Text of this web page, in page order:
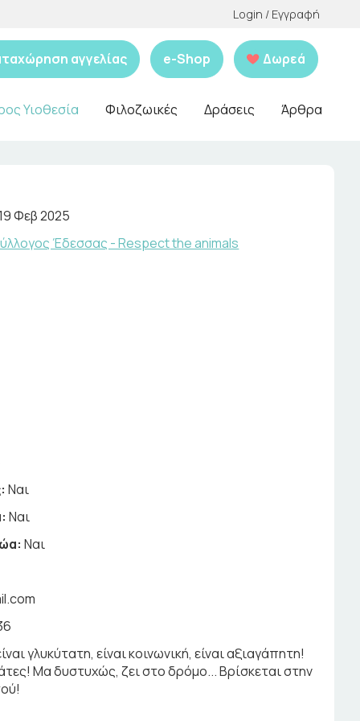
Login / Εγγραφή
αγγελίας e-Shop Δωρεά
Υιοθεσία Φιλοζωικές Δράσεις Άρθρα
Φεβ 2025
Έδεσσας - Respect the animals
Ναι
Ναι
Ναι
γλυκύτατη, είναι κοινωνική, είναι αξιαγάπητη!
Μα δυστυχώς, ζει στο δρόμο... Βρίσκεται στην